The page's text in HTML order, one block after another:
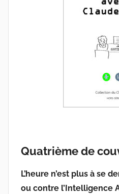
Quatrième de
L’heure n’est plus à se
ou contre l’Intelligence